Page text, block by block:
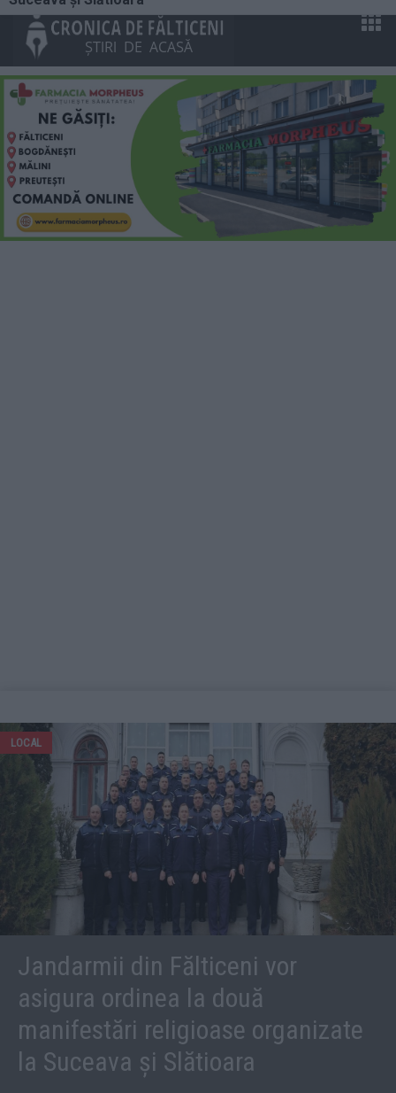
LOCAL
Jandarmii din Fălticeni vor
asigura ordinea la două
manifestări religioase organizate
la Suceava și Slătioara